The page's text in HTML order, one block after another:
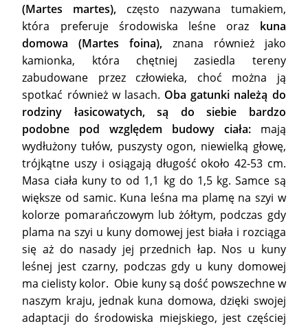
(Martes martes), często nazywana tumakiem,
która preferuje środowiska leśne oraz kuna
domowa (Martes foina), znana również jako
kamionka, która chętniej zasiedla tereny
zabudowane przez człowieka, choć można ją
spotkać również w lasach. Oba gatunki należą do
rodziny łasicowatych, są do siebie bardzo
podobne pod względem budowy ciała:mają
wydłużony tułów, puszysty ogon, niewielką głowę,
trójkątne uszy i osiągają długość około 42-53 cm.
Masa ciała kuny to od 1,1 kg do 1,5 kg. Samce są
większe od samic. Kuna leśna ma plamę na szyi w
kolorze pomarańczowym lub żółtym, podczas gdy
plama na szyi u kuny domowej jest biała i rozciąga
się aż do nasady jej przednich łap. Nos u kuny
leśnej jest czarny, podczas gdy u kuny domowej
ma cielisty kolor. Obie kuny są dość powszechne w
naszym kraju, jednak kuna domowa, dzięki swojej
adaptacji do środowiska miejskiego, jest częściej